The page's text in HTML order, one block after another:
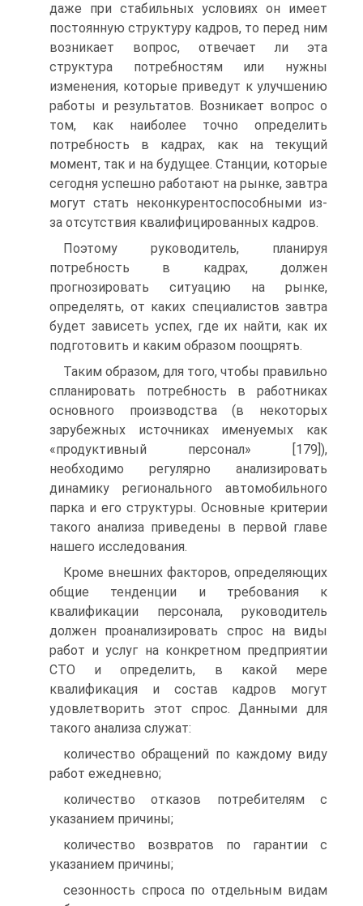
даже при стабильных условиях он имеет
постоянную структуру кадров, то перед ним
возникает вопрос, отвечает ли эта
структура потребностям или нужны
изменения, которые приведут к улучшению
работы и результатов. Возникает вопрос о
том, как наиболее точно определить
потребность в кадрах, как на текущий
момент, так и на будущее. Станции, которые
сегодня успешно работают на рынке, завтра
могут стать неконкурентоспособными из-
за отсутствия квалифицированных кадров.
Поэтому руководитель, планируя
потребность в кадрах, должен
прогнозировать ситуацию на рынке,
определять, от каких специалистов завтра
будет зависеть успех, где их найти, как их
подготовить и каким образом поощрять.
Таким образом, для того, чтобы правильно
спланировать потребность в работниках
основного производства (в некоторых
зарубежных источниках именуемых как
«продуктивный персонал» [179]),
необходимо регулярно анализировать
динамику регионального автомобильного
парка и его структуры. Основные критерии
такого анализа приведены в первой главе
нашего исследования.
Кроме внешних факторов, определяющих
общие тенденции и требования к
квалификации персонала, руководитель
должен проанализировать спрос на виды
работ и услуг на конкретном предприятии
СТО и определить, в какой мере
квалификация и состав кадров могут
удовлетворить этот спрос. Данными для
такого анализа служат:
количество обращений по каждому виду
работ ежедневно;
количество отказов потребителям с
указанием причины;
количество возвратов по гарантии с
указанием причины;
сезонность спроса по отдельным видам